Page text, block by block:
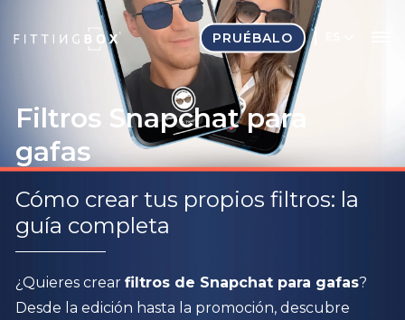
PRUÉBALO
Filtros Snapchat para
gafas
Cómo crear tus propios filtros: la
guía completa
¿Quieres crear filtros de Snapchat para gafas?
Desde la edición hasta la promoción, descubre